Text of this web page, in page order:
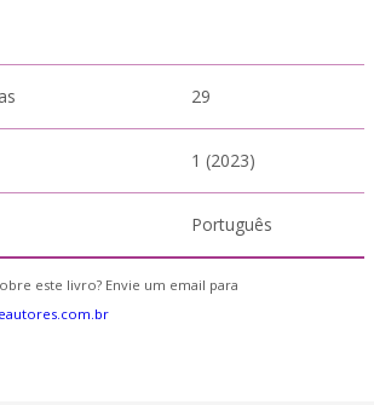
29
1 (2023)
Português
este livro? Envie um email para